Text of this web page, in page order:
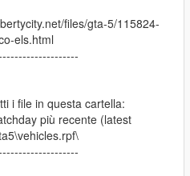
files/gta-5/115824-
els.html
i file in questa cartella:
più recente (latest